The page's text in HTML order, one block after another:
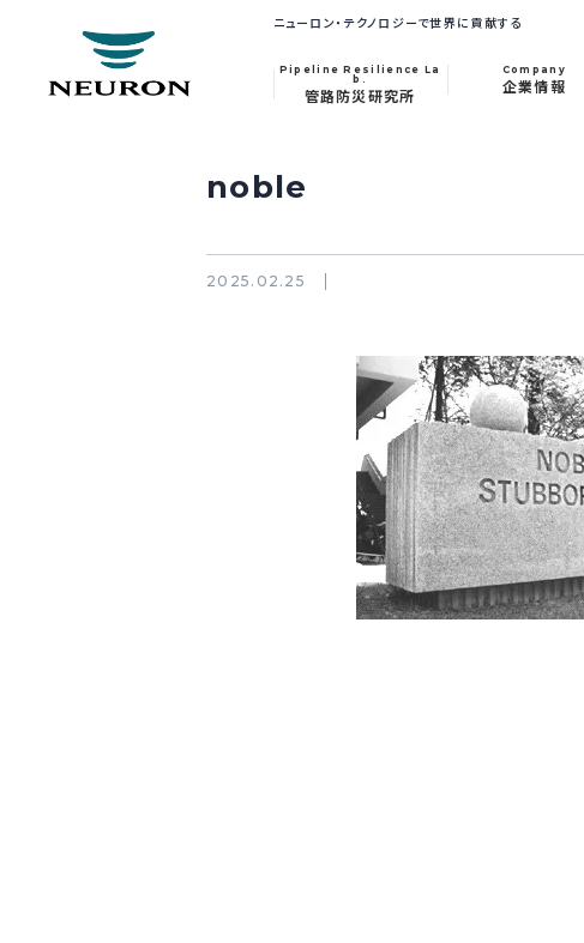
ニューロン・テクノロジーで世界に貢献する
Pipeline Resilience La
b.
管路防災研究所
Company
企業情報
noble
2025.02.25